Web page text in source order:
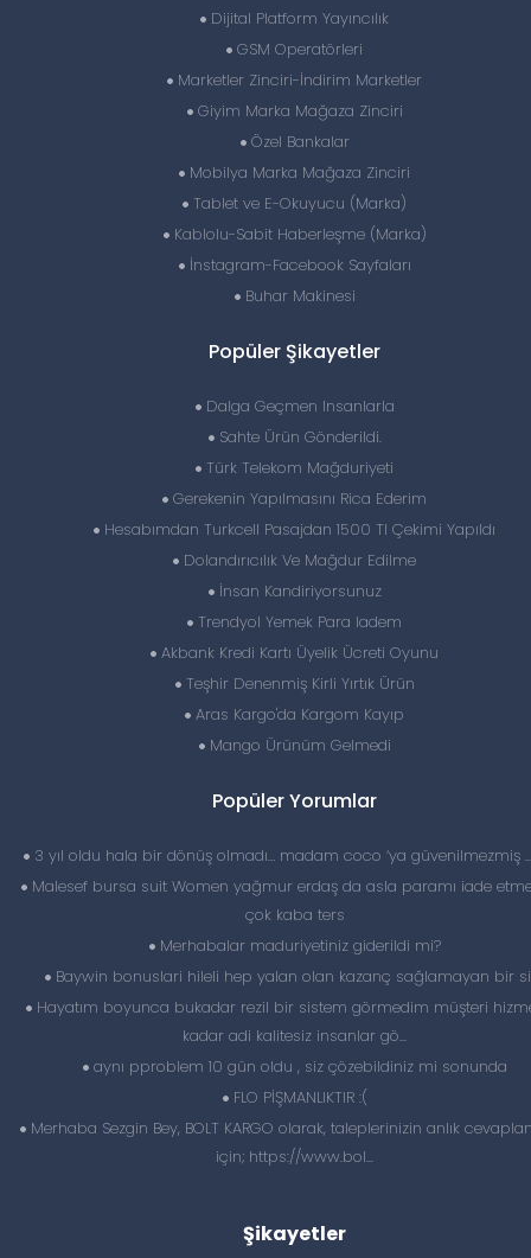
Dijital Platform Yayıncılık
GSM Operatörleri
Marketler Zinciri-İndirim Marketler
Giyim Marka Mağaza Zinciri
Özel Bankalar
Mobilya Marka Mağaza Zinciri
Tablet ve E-Okuyucu (Marka)
Kablolu-Sabit Haberleşme (Marka)
İnstagram-Facebook Sayfaları
Buhar Makinesi
Popüler Şikayetler
Dalga Geçmen Insanlarla
Sahte Ürün Gönderildi.
Türk Telekom Mağduriyeti
Gerekenin Yapılmasını Rica Ederim
Hesabımdan Turkcell Pasajdan 1500 Tl Çekimi Yapıldı
Dolandırıcılık Ve Mağdur Edilme
İnsan Kandiriyorsunuz
Trendyol Yemek Para Iadem
Akbank Kredi Kartı Üyelik Ücreti Oyunu
Teşhir Denenmiş Kirli Yırtık Ürün
Aras Kargo'da Kargom Kayıp
Mango Ürünüm Gelmedi
Popüler Yorumlar
3 yıl oldu hala bir dönüş olmadı… madam coco ‘ya güvenilmezmiş
Malesef bursa suit Women yağmur erdaş da asla paramı iade
çok kaba ters
Merhabalar maduriyetiniz giderildi mi?
Baywin bonuslari hileli hep yalan olan kazanç sağlamayan bir
Hayatım boyunca bukadar rezil bir sistem görmedim müşteri
kadar adi kalitesiz insanlar gö...
aynı pproblem 10 gün oldu , siz çözebildiniz mi sonunda
FLO PİŞMANLIKTIR :(
Merhaba Sezgin Bey, BOLT KARGO olarak, taleplerinizin anlık
için; https://www.bol...
Şikayetler